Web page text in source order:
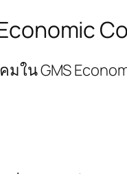
ใน GMS